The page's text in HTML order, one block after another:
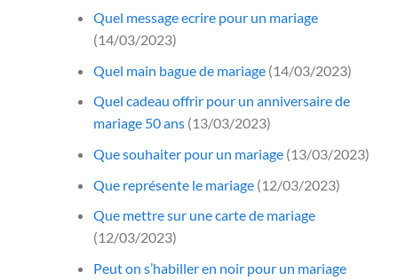
Quel message ecrire pour un mariage
(14/03/2023)
Quel main bague de mariage(14/03/2023)
Quel cadeau offrir pour un anniversaire de
mariage 50 ans(13/03/2023)
Que souhaiter pour un mariage(13/03/2023)
Que représente le mariage(12/03/2023)
Que mettre sur une carte de mariage
(12/03/2023)
Peut on s’habiller en noir pour un mariage